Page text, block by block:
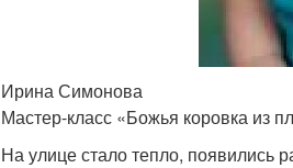
Ирина Симонова
Мастер-класс «Божья коровка из
На улице стало тепло, появились